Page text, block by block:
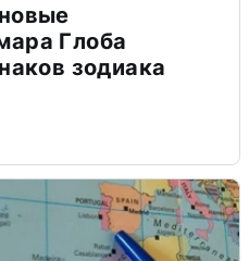
Глоба
зодиака